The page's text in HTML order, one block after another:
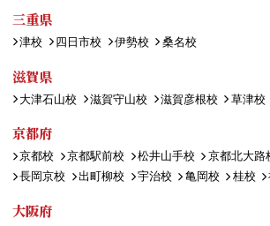
三重県
津校 四日市校 伊勢校 桑名校
滋賀県
大津石山校 滋賀守山校 滋賀彦根校 草津校
京都府
京都校 京都駅前校 松井山手校 京都北大路
長岡京校
出町柳校 宇治校 亀岡校 桂校
大阪府